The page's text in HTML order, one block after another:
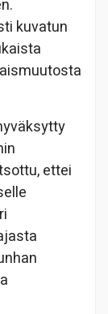
kuvatun
ettei